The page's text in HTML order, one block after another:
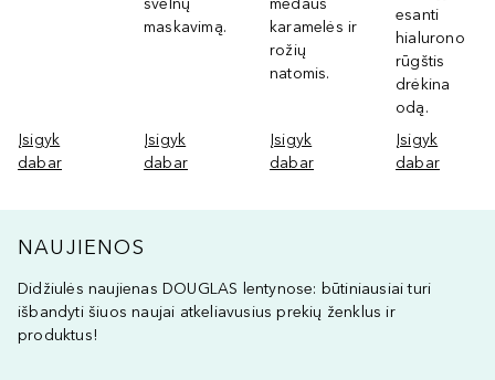
Įsigyk
dabar
maskavimą.
Įsigyk
dabar
karamelės ir
rožių
natomis.
Įsigyk
dabar
esanti
hialurono
rūgštis
drėkina
odą.
Įsigyk
dabar
NAUJIENOS
Didžiulės naujienas DOUGLAS lentynose: būtiniausiai turi
išbandyti šiuos naujai atkeliavusius prekių ženklus ir
produktus!